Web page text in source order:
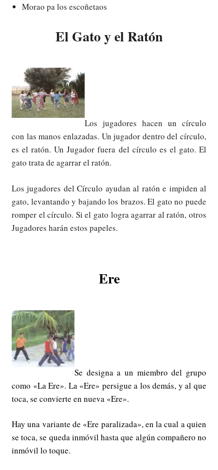
Morao pa los escoñetaos
El Gato y el Ratón
Los jugadores hacen un círculo
con las manos enlazadas. Un jugador dentro del círculo,
es el ratón. Un Jugador fuera del círculo es el gato. El
gato trata de agarrar el ratón.
Los jugadores del Círculo ayudan al ratón e impiden al
gato, levantando y bajando los brazos. El gato no puede
romper el círculo. Si el gato logra agarrar al ratón, otros
Jugadores harán estos papeles.
Ere
Se designa a un miembro del grupo
como «La Ere». La «Ere» persigue a los demás, y al que
toca, se convierte en nueva «Ere».
Hay una variante de «Ere paralizada», en la cual a quien
se toca, se queda inmóvil hasta que algún compañero no
inmóvil lo toque.